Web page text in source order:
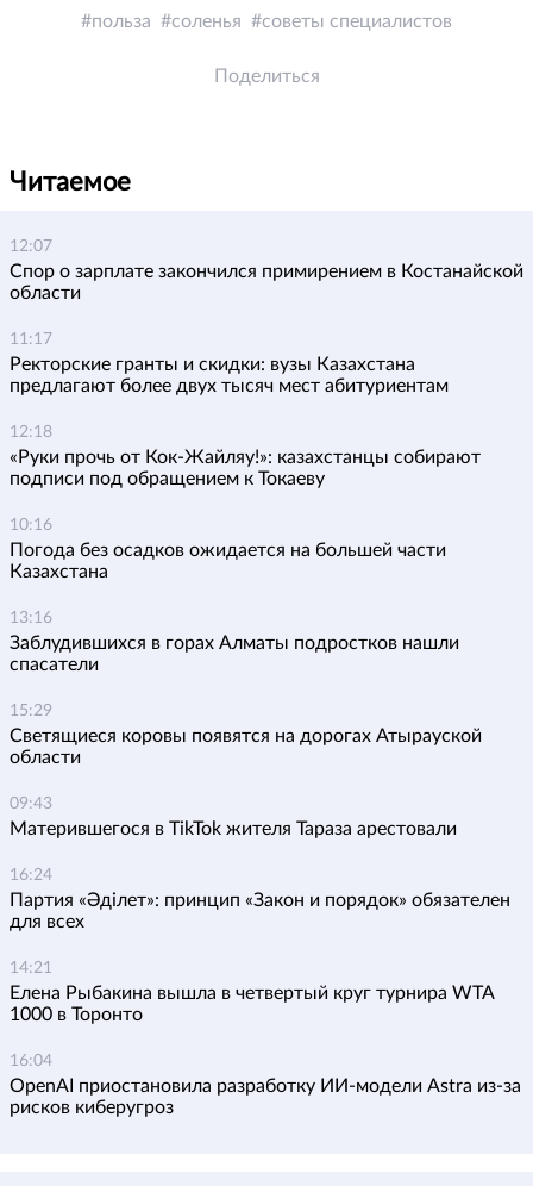
польза соленья советы специалистов
Поделиться
Читаемое
12:07
Спор о зарплате закончился примирением в Костанайской
области
11:17
Ректорские гранты и скидки: вузы Казахстана
предлагают более двух тысяч мест абитуриентам
12:18
«Руки прочь от Кок-Жайляу!»: казахстанцы собирают
подписи под обращением к Токаеву
10:16
Погода без осадков ожидается на большей части
Казахстана
13:16
Заблудившихся в горах Алматы подростков нашли
спасатели
15:29
Светящиеся коровы появятся на дорогах Атырауской
области
09:43
Матерившегося в TikTok жителя Тараза арестовали
16:24
Партия «Әділет»: принцип «Закон и порядок» обязателен
для всех
14:21
Елена Рыбакина вышла в четвертый круг турнира WTA
1000 в Торонто
16:04
OpenAI приостановила разработку ИИ-модели Astra из-за
рисков киберугроз